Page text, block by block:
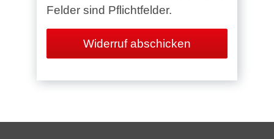
Felder sind Pflichtfelder.
Widerruf abschicken